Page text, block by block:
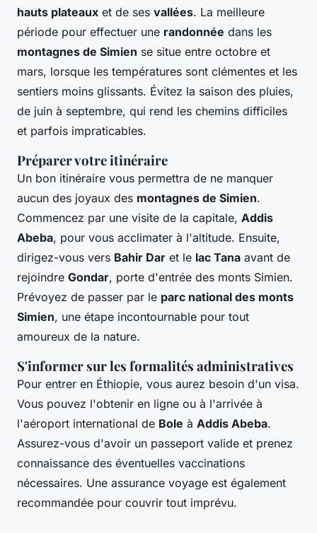
hauts plateaux et de ses vallées. La meilleure
période pour effectuer une randonnée dans les
montagnes de Simien se situe entre octobre et
mars, lorsque les températures sont clémentes et les
sentiers moins glissants. Évitez la saison des pluies,
de juin à septembre, qui rend les chemins difficiles
et parfois impraticables.
Préparer votre itinéraire
Un bon itinéraire vous permettra de ne manquer
aucun des joyaux des montagnes de Simien.
Commencez par une visite de la capitale, Addis
Abeba, pour vous acclimater à l'altitude. Ensuite,
dirigez-vous vers Bahir Dar et le lac Tana avant de
rejoindre Gondar, porte d'entrée des monts Simien.
Prévoyez de passer par le parc national des monts
Simien, une étape incontournable pour tout
amoureux de la nature.
S'informer sur les formalités administratives
Pour entrer en Éthiopie, vous aurez besoin d'un visa.
Vous pouvez l'obtenir en ligne ou à l'arrivée à
l'aéroport international de Bole à Addis Abeba.
Assurez-vous d'avoir un passeport valide et prenez
connaissance des éventuelles vaccinations
nécessaires. Une assurance voyage est également
recommandée pour couvrir tout imprévu.